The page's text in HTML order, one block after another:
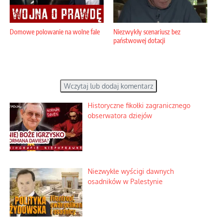
Domowe polowanie na wolne fale
Niezwykły scenariusz bez
państwowej dotacji
Wczytaj lub dodaj komentarz
Historyczne fikołki zagranicznego
obserwatora dziejów
Niezwykłe wyścigi dawnych
osadników w Palestynie